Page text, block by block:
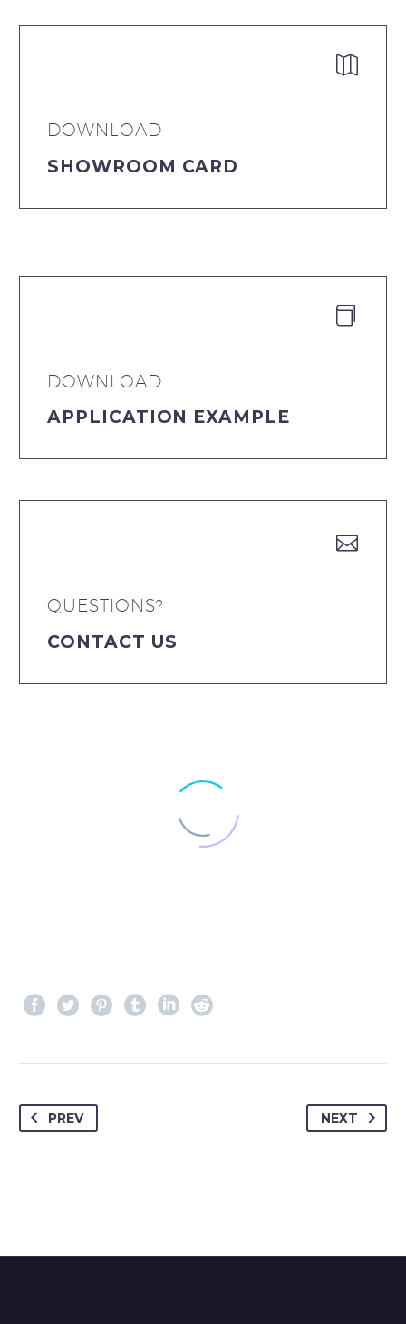


DOWNLOAD
SHOWROOM CARD


DOWNLOAD
APPLICATION EXAMPLE


QUESTIONS?
CONTACT US
PREV NEXT